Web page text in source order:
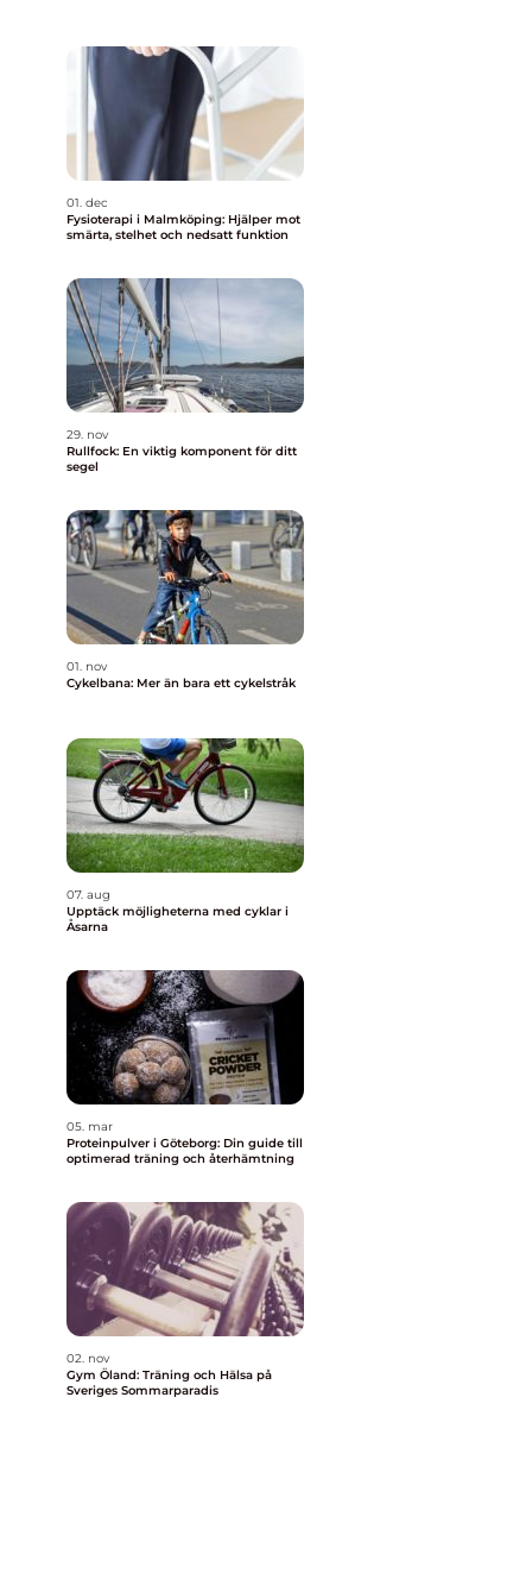
01. dec
Fysioterapi i Malmköping: Hjälper mot
smärta, stelhet och nedsatt funktion
29. nov
Rullfock: En viktig komponent för ditt
segel
01. nov
Cykelbana: Mer än bara ett cykelstråk
07. aug
Upptäck möjligheterna med cyklar i
Åsarna
05. mar
Proteinpulver i Göteborg: Din guide till
optimerad träning och återhämtning
02. nov
Gym Öland: Träning och Hälsa på
Sveriges Sommarparadis